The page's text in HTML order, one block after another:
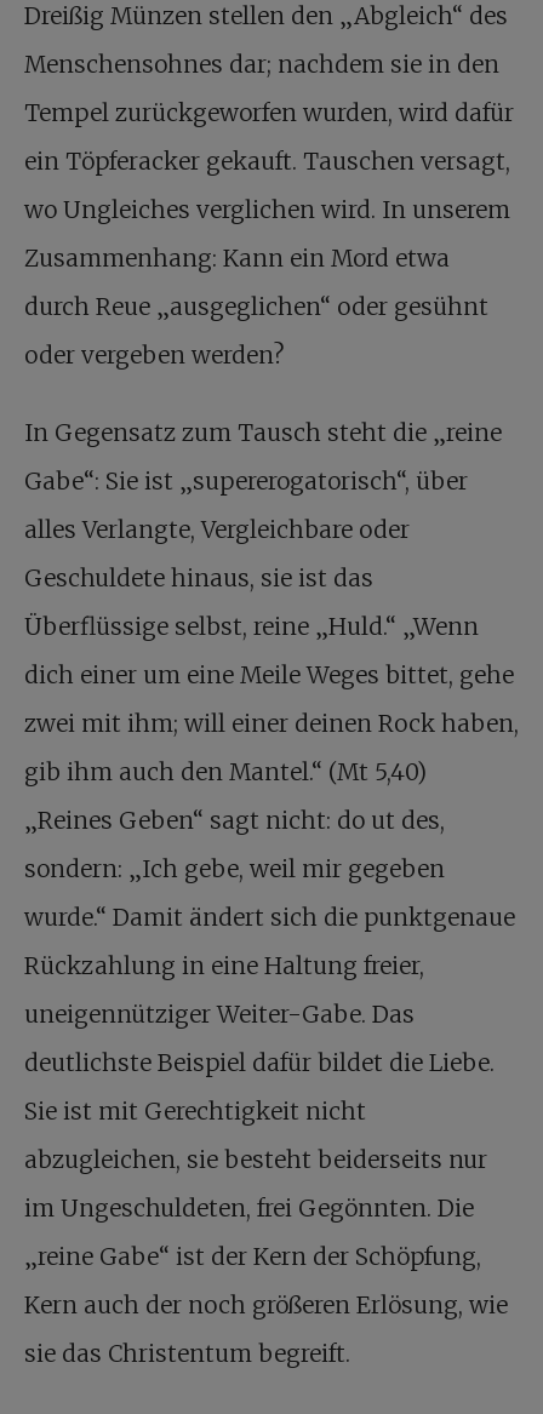
Dreißig Münzen stellen den „Abgleich“ des
Menschensohnes dar; nachdem sie in den
Tempel zurückgeworfen wurden, wird dafür
ein Töpferacker gekauft. Tauschen versagt,
wo Ungleiches verglichen wird. In unserem
Zusammenhang: Kann ein Mord etwa
durch Reue „ausgeglichen“ oder gesühnt
oder vergeben werden?
In Gegensatz zum Tausch steht die „reine
Gabe“: Sie ist „supererogatorisch“, über
alles Verlangte, Vergleichbare oder
Geschuldete hinaus, sie ist das
Überflüssige selbst, reine „Huld.“ „Wenn
dich einer um eine Meile Weges bittet, gehe
zwei mit ihm; will einer deinen Rock haben,
gib ihm auch den Mantel.“ (Mt 5,40)
„Reines Geben“ sagt nicht: do ut des,
sondern: „Ich gebe, weil mir gegeben
wurde.“ Damit ändert sich die punktgenaue
Rückzahlung in eine Haltung freier,
uneigennütziger Weiter-Gabe. Das
deutlichste Beispiel dafür bildet die Liebe.
Sie ist mit Gerechtigkeit nicht
abzugleichen, sie besteht beiderseits nur
im Ungeschuldeten, frei Gegönnten. Die
„reine Gabe“ ist der Kern der Schöpfung,
Kern auch der noch größeren Erlösung, wie
sie das Christentum begreift.